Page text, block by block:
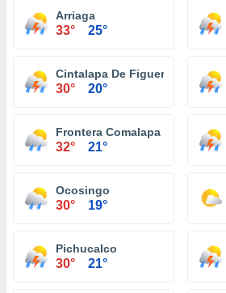
Arriaga
33° 25°
Cintalapa De Figueroa
30° 20°
Frontera Comalapa
32° 21°
Ocosingo
30° 19°
Pichucalco
30° 21°